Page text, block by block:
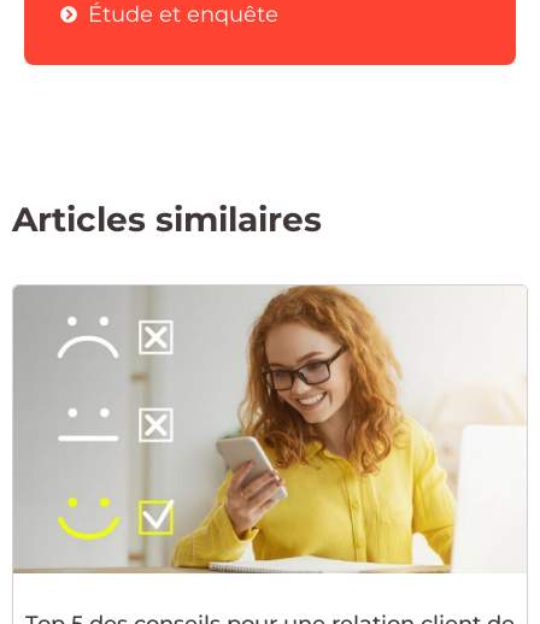
Étude et enquête
Articles similaires